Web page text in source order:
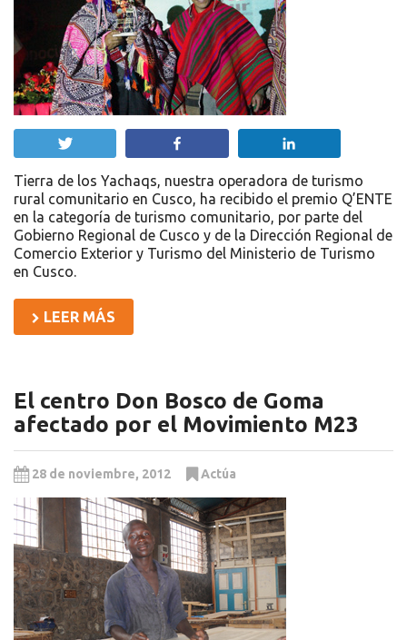
Tierra de los Yachaqs, nuestra operadora de turismo
rural comunitario en Cusco, ha recibido el premio Q’ENTE
en la categoría de turismo comunitario, por parte del
Gobierno Regional de Cusco y de la Dirección Regional de
Comercio Exterior y Turismo del Ministerio de Turismo
en Cusco.
LEER MÁS
El centro Don Bosco de Goma
afectado por el Movimiento M23
28 de noviembre, 2012 Actúa